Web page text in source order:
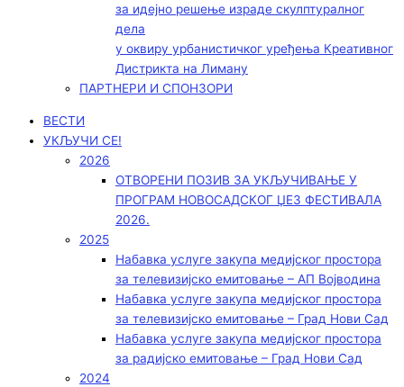
за идејно решење израде скулптуралног
дела
у оквиру урбанистичког уређења Креативног
Дистрикта на Лиману
ПАРТНЕРИ И СПОНЗОРИ
ВЕСТИ
УКЉУЧИ СЕ!
2026
ОТВОРЕНИ ПОЗИВ ЗА УКЉУЧИВАЊЕ У
ПРОГРАМ НОВОСАДСКОГ ЏЕЗ ФЕСТИВАЛА
2026.
2025
Набавка услуге закупа медијског простора
за телевизијско емитовање – АП Војводинa
Набавка услуге закупа медијског простора
за телевизијско емитовање – Град Нови Сад
Набавка услуге закупа медијског простора
за радијско емитовање – Град Нови Сад
2024